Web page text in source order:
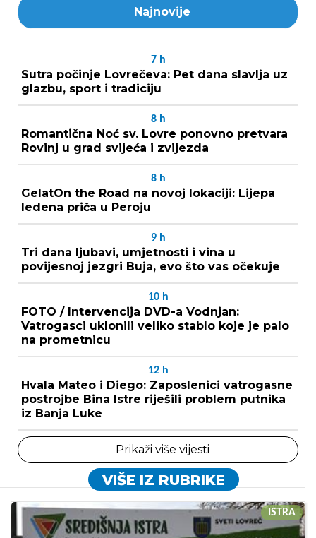
Najnovije
7 h
Sutra počinje Lovrečeva: Pet dana slavlja uz
glazbu, sport i tradiciju
8 h
Romantična Noć sv. Lovre ponovno pretvara
Rovinj u grad svijeća i zvijezda
8 h
GelatOn the Road na novoj lokaciji: Lijepa
ledena priča u Peroju
9 h
Tri dana ljubavi, umjetnosti i vina u
povijesnoj jezgri Buja, evo što vas očekuje
10 h
FOTO / Intervencija DVD-a Vodnjan:
Vatrogasci uklonili veliko stablo koje je palo
na prometnicu
12 h
Hvala Mateo i Diego: Zaposlenici vatrogasne
postrojbe Bina Istre riješili problem putnika
iz Banja Luke
Prikaži više vijesti
VIŠE IZ RUBRIKE
ISTRA